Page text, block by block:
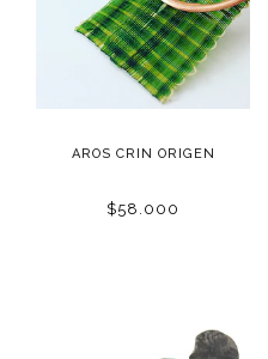
AROS CRIN ORIGEN
$58.000